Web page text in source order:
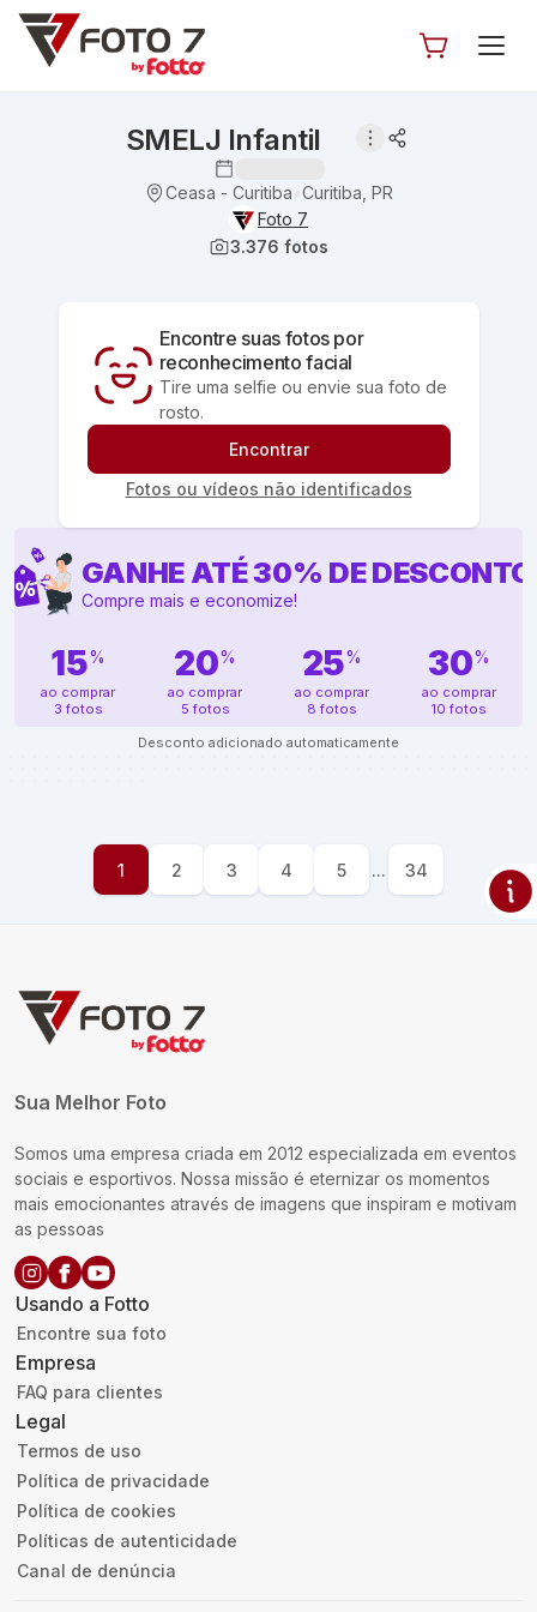
SMELJ Infantil
Ceasa - Curitiba Curitiba, PR
Foto 7
3.376 fotos
Encontre suas fotos por
reconhecimento facial
Tire uma selfie ou envie sua foto de
rosto.
Encontrar
Fotos ou vídeos não identificados
GANHE ATÉ30% DE DESCONTO
Compre mais e economize!
15%
ao comprar
3 fotos
20%
ao comprar
5 fotos
25%
ao comprar
8 fotos
30%
ao comprar
10 fotos
Desconto adicionado automaticamente
1 2 3 4 5 ... 34
Sua Melhor Foto
Somos uma empresa criada em 2012 especializada em eventos
sociais e esportivos. Nossa missão é eternizar os momentos
mais emocionantes através de imagens que inspiram e motivam
as pessoas
Usando a Fotto
Encontre sua foto
Empresa
FAQ para clientes
Legal
Termos de uso
Política de privacidade
Política de cookies
Políticas de autenticidade
Canal de denúncia